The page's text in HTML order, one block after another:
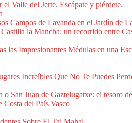
el Valle del Jerte. Escápate y piérdete.
Campos de Lavanda en el Jardín de
la Mancha: un recorrido entre
las Impresionantes Médulas en una
Increíbles Que No Te Puedes
o San Juan de Gaztelugatxe: el tesoro
Costa del País Vasco